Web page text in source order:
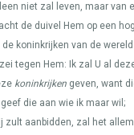
niet zal leven, maar van
de duivel Hem op een
koninkrijken van de
tegen Hem: Ik zal U al
koninkrijken geven, want
die aan wie ik maar wil;
zult aanbidden, zal het